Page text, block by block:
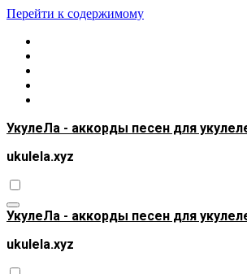
Перейти к содержимому
УкулеЛа - аккорды песен для
ukulela.xyz
УкулеЛа - аккорды песен для
ukulela.xyz